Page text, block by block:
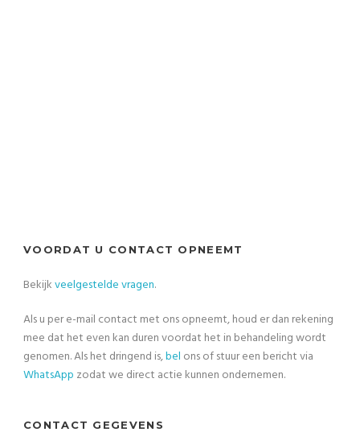
VOORDAT U CONTACT OPNEEMT
Bekijkveelgestelde vragen.
Als u per e-mail contact met ons opneemt, houd er dan rekening
mee dat het even kan duren voordat het in behandeling wordt
genomen. Als het dringend is,bel ons of stuur een bericht via
WhatsApp zodat we direct actie kunnen ondernemen.
CONTACT GEGEVENS